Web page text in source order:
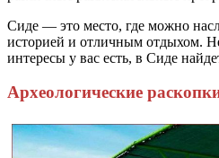
Сиде — это место, где можно
историей и отличным отдыхом.
интересы у вас есть, в Сиде
Археологические